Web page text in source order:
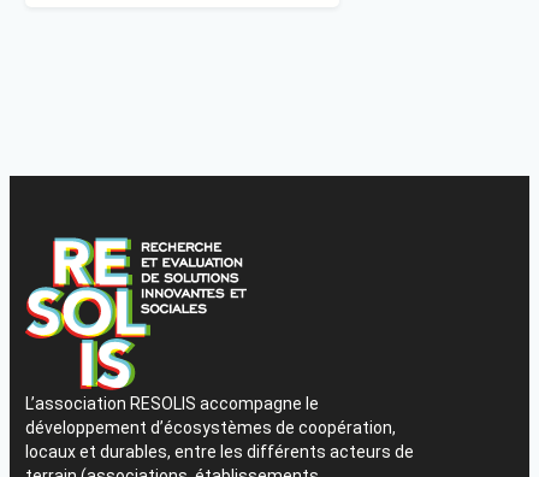
L’association RESOLIS accompagne le
développement d’écosystèmes de coopération,
locaux et durables, entre les différents acteurs de